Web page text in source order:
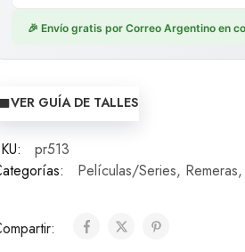
🎉 Envío gratis por Correo Argentino en
VER GUÍA DE TALLES
pr513
Películas/Series, Remeras,